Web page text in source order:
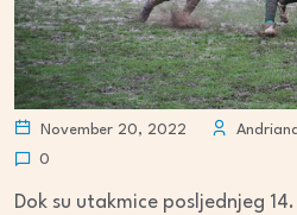
November 20, 2022
0
Dok su utakmice posljednjeg